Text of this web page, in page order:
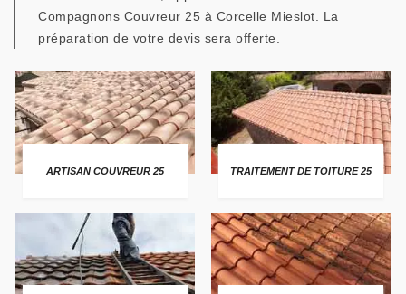
Compagnons Couvreur 25 à Corcelle Mieslot. La
préparation de votre devis sera offerte.
ARTISAN COUVREUR 25 TRAITEMENT DE TOITURE 25